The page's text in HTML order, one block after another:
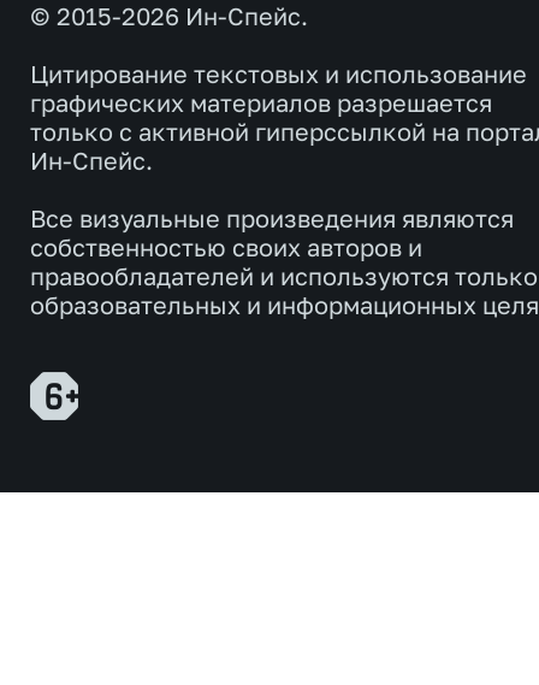
© 2015-2026 Ин-Спейс.
Цитирование текстовых и использование
графических материалов разрешается
только с активной гиперссылкой на
Ин-Спейс.
Все визуальные произведения являются
собственностью своих авторов и
правообладателей и используются
образовательных и информационных